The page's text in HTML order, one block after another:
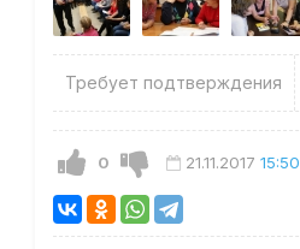
Требует подтверждения
0 21.11.2017 15:50